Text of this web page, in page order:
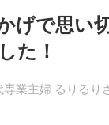
げで思い
た！
業主婦 るりるり